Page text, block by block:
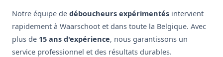
Notre équipe de déboucheurs expérimentés intervient
rapidement à Waarschoot et dans toute la Belgique. Avec
plus de 15 ans d'expérience, nous garantissons un
service professionnel et des résultats durables.